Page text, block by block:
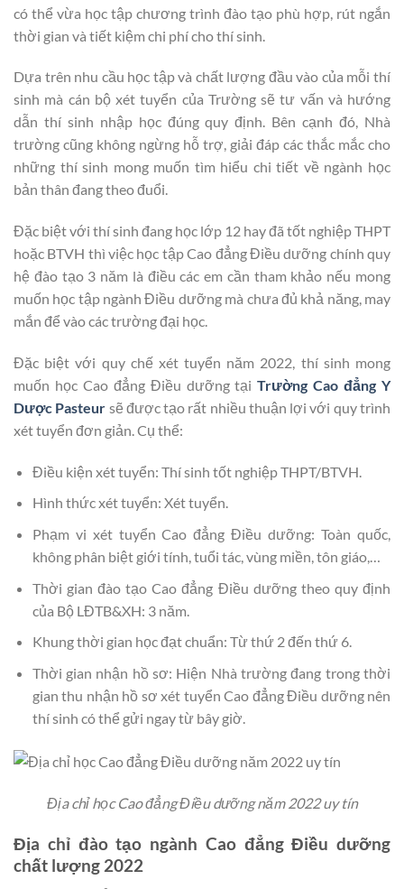
có thể vừa học tập chương trình đào tạo phù hợp, rút ngắn
thời gian và tiết kiệm chi phí cho thí sinh.
Dựa trên nhu cầu học tập và chất lượng đầu vào của mỗi thí
sinh mà cán bộ xét tuyển của Trường sẽ tư vấn và hướng
dẫn thí sinh nhập học đúng quy định. Bên cạnh đó, Nhà
trường cũng không ngừng hỗ trợ, giải đáp các thắc mắc cho
những thí sinh mong muốn tìm hiểu chi tiết về ngành học
bản thân đang theo đuổi.
Đặc biệt với thí sinh đang học lớp 12 hay đã tốt nghiệp THPT
hoặc BTVH thì việc học tập Cao đẳng Điều dưỡng chính quy
hệ đào tạo 3 năm là điều các em cần tham khảo nếu mong
muốn học tập ngành Điều dưỡng mà chưa đủ khả năng, may
mắn để vào các trường đại học.
Đặc biệt với quy chế xét tuyển năm 2022, thí sinh mong
muốn học Cao đẳng Điều dưỡng tạiTrường Cao đẳng Y
Dược Pasteur sẽ được tạo rất nhiều thuận lợi với quy trình
xét tuyển đơn giản. Cụ thể:
Điều kiện xét tuyển: Thí sinh tốt nghiệp THPT/BTVH.
Hình thức xét tuyển: Xét tuyển.
Phạm vi xét tuyển Cao đẳng Điều dưỡng: Toàn quốc,
không phân biệt giới tính, tuổi tác, vùng miền, tôn giáo,…
Thời gian đào tạo Cao đẳng Điều dưỡng theo quy định
của Bộ LĐTB&XH: 3 năm.
Khung thời gian học đạt chuẩn: Từ thứ 2 đến thứ 6.
Thời gian nhận hồ sơ: Hiện Nhà trường đang trong thời
gian thu nhận hồ sơ xét tuyển Cao đẳng Điều dưỡng nên
thí sinh có thể gửi ngay từ bây giờ.
Địa chỉ học Cao đẳng Điều dưỡng năm 2022 uy tín
Địa chỉ đào tạo ngành Cao đẳng Điều dưỡng
chất lượng 2022